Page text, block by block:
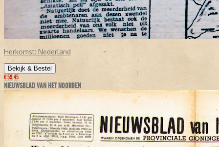
Herkomst: Nederland
Bekijk & Bestel
€ 59,45
NIEUWSBLAD VAN HET NOORDEN